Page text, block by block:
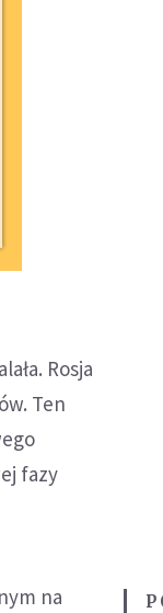
Rosja
Ten
fazy
na